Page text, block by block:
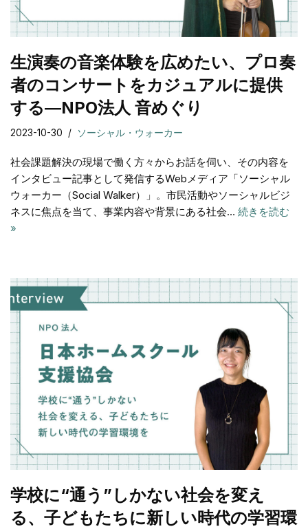
生演奏の音楽体験を広めたい、プロ奏
者のコンサートをカジュアルに提供
する―NPO法人 音めぐり
2023-10-30 ソーシャル・ウォーカー
社会課題解決の現場で働く方々からお話を伺い、その内容を
インタビュー記事として発信するWebメディア「ソーシャル
ウォーカー（Social Walker）」。市⺠活動やソーシャルビジ
ネスに焦点を当て、事業内容や背景にある社会… 続きを読む
»
学校に“通う”しかない社会を変え
る、子どもたちに新しい時代の学習環